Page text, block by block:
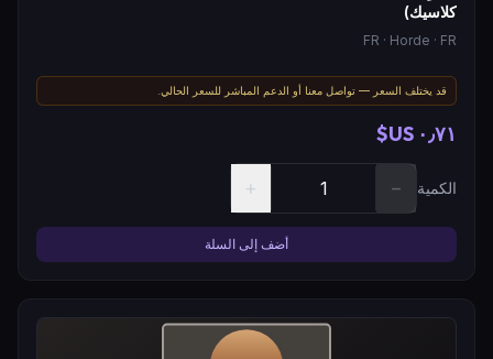
كلاسيك)
FR · Horde · FR
قد يختلف السعر — تواصل معنا أو الدعم المباشر للسعر الحالي.
٠٫٧١ US$
الكمية −
+
أضف إلى السلة